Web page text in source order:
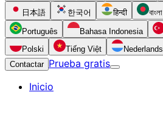
日本語
한국어 हिन्दी বাংলা
Português Bahasa Indonesia
Polski
Tiếng Việt Nederlands
Contactar Prueba gratis
Inicio